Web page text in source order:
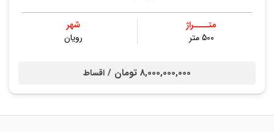
متــــراژ
500 متر
شهر
رویان
8,000,000,000 تومان / اقساط